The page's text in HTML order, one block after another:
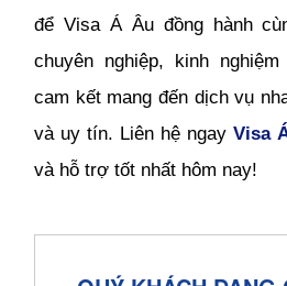
để Visa Á Âu đồng hành
chuyên nghiệp, kinh
cam kết mang đến dịch vụ
và uy tín. Liên hệ ngay Visa
và hỗ trợ tốt nhất hôm nay!